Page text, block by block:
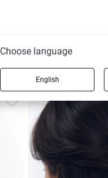
Choose language
English